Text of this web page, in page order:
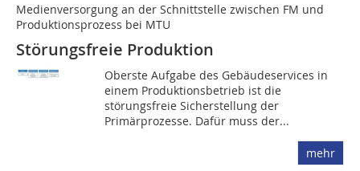
Medienversorgung an der Schnittstelle zwischen FM und
Produktionsprozess bei MTU
Störungsfreie Produktion
Oberste Aufgabe des Gebäudeservices in
einem Produktionsbetrieb ist die
störungsfreie Sicherstellung der
Primärprozesse. Dafür muss der...
mehr